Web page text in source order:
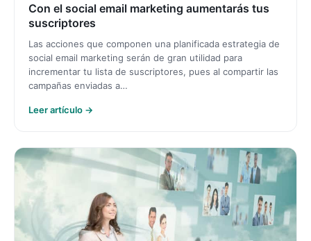
Con el social email marketing aumentarás tus
suscriptores
Las acciones que componen una planificada estrategia de
social email marketing serán de gran utilidad para
incrementar tu lista de suscriptores, pues al compartir las
campañas enviadas a…
Leer artículo →